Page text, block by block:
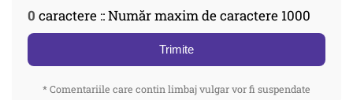
0 caractere :: Număr maxim de caractere 1000
Trimite
* Comentariile care contin limbaj vulgar vor fi suspendate